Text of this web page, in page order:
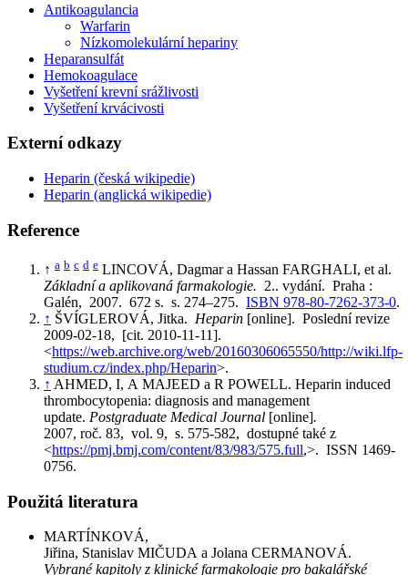
Antikoagulancia
Warfarin
Nízkomolekulární hepariny
Heparansulfát
Hemokoagulace
Vyšetření krevní srážlivosti
Vyšetření krvácivosti
Externí odkazy
Heparin (česká wikipedie)
Heparin (anglická wikipedie)
Reference
↑ a b c d e LINCOVÁ, Dagmar a Hassan FARGHALI, et al.
Základní a aplikovaná farmakologie. 2.. vydání. Praha :
Galén, 2007. 672 s. s. 274–275. ISBN 978-80-7262-373-0.
↑ ŠVÍGLEROVÁ, Jitka. Heparin [online]. Poslední revize
2009-02-18, [cit. 2010-11-11].
<https://web.archive.org/web/20160306065550/http://wiki.lfp-
studium.cz/index.php/Heparin>.
↑ AHMED, I, A MAJEED a R POWELL. Heparin induced
thrombocytopenia: diagnosis and management
update. Postgraduate Medical Journal [online].
2007, roč. 83, vol. 9, s. 575-582, dostupné také z
<https://pmj.bmj.com/content/83/983/575.full,>. ISSN 1469-
0756.
Použitá literatura
MARTÍNKOVÁ,
Jiřina, Stanislav MIČUDA a Jolana CERMANOVÁ.
Vybrané kapitoly z klinické farmakologie pro bakalářské